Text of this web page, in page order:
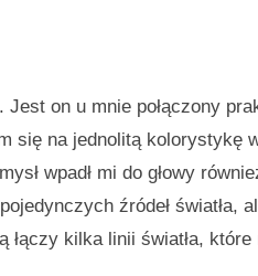
on u mnie połączony
się na jednolitą
wpadł mi do głowy
źródeł światła,
kilka linii światła,